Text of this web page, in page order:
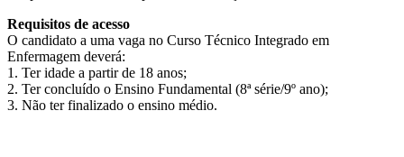
Requisitos de acesso
O candidato a uma vaga no Curso Técnico Integrado em
Enfermagem deverá:
1. Ter idade a partir de 18 anos;
2. Ter concluído o Ensino Fundamental (8ª série/9º ano);
3. Não ter finalizado o ensino médio.